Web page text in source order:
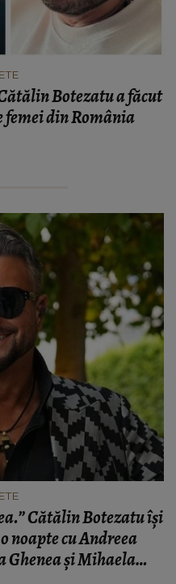
Botezatu a făcut
din România
Cătălin Botezatu își
noapte cu Andreea
Ghenea și Mihaela